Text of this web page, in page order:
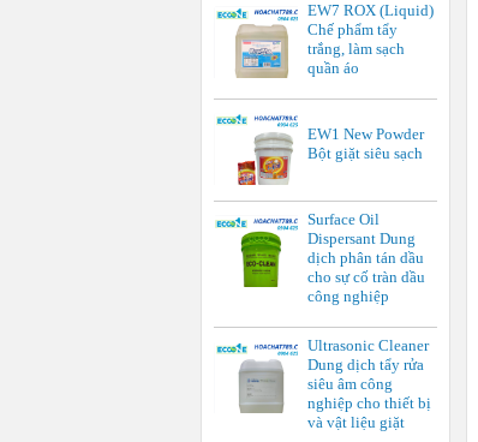
EW7 ROX (Liquid)
Chế phẩm tẩy
trắng, làm sạch
quần áo
EW1 New Powder
Bột giặt siêu sạch
Surface Oil
Dispersant Dung
dịch phân tán dầu
cho sự cố tràn dầu
công nghiệp
Ultrasonic Cleaner
Dung dịch tẩy rửa
siêu âm công
nghiệp cho thiết bị
và vật liệu giặt